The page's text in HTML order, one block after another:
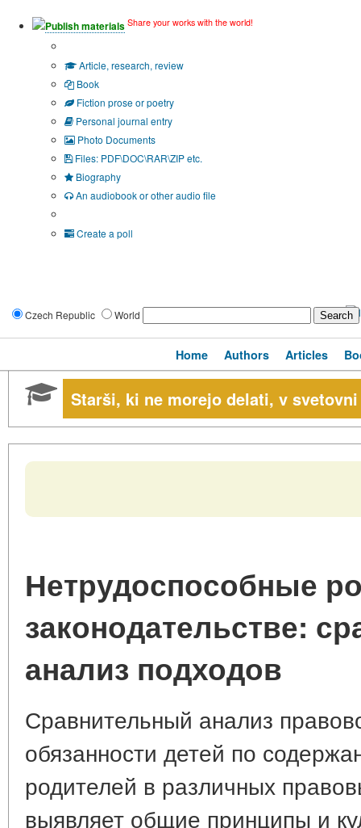
Publish materials Share your works with the world!
Article, research, review
Book
Fiction prose or poetry
Personal journal entry
Photo Documents
Files: PDF\DOC\RAR\ZIP etc.
Biography
An audiobook or other audio file
Create a poll
Czech Republic World
Home Authors Articles
Starši, ki ne morejo delati, v
Нетрудоспособные
законодательстве:
анализ подходов
Сравнительный анализ
обязанности детей по
родителей в различных
выявляет общие принципы и